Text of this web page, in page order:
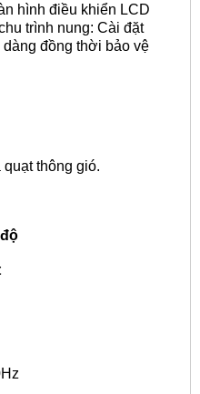
hình điều khiển LCD
trình nung: Cài đặt
đồng thời bảo vệ
thông gió.